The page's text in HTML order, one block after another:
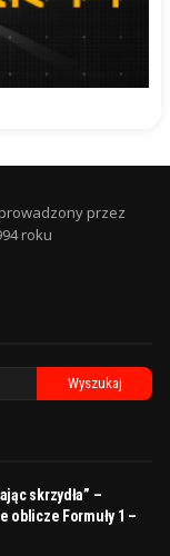
przez
roku
skrzydła” –
oblicze Formuły 1 –